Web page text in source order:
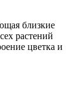
близкие
растений
цветка и